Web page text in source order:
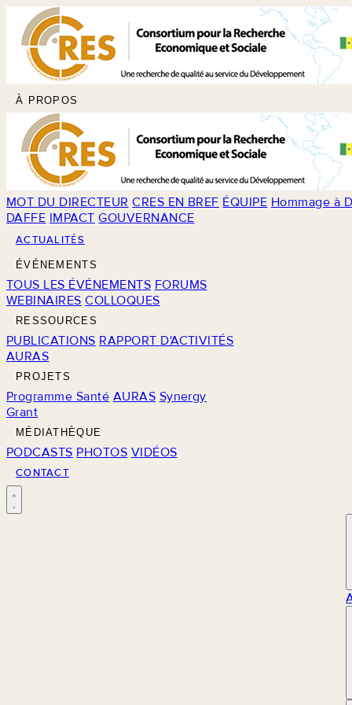
À PROPOS
MOT DU DIRECTEUR CRES EN BREF ÉQUIPE Hommage à
DAFFE IMPACT GOUVERNANCE
ACTUALITÉS
ÉVÉNEMENTS
TOUS LES ÉVÉNEMENTS FORUMS
WEBINAIRES COLLOQUES
RESSOURCES
PUBLICATIONS RAPPORT D'ACTIVITÉS
AURAS
PROJETS
Programme Santé AURAS Synergy
Grant
MÉDIATHÈQUE
PODCASTS PHOTOS VIDÉOS
CONTACT